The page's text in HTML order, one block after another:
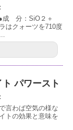
成 分：SiO２＋
はクォーツを710度
パワースト
言わば空気の様な
トの効果と意味を